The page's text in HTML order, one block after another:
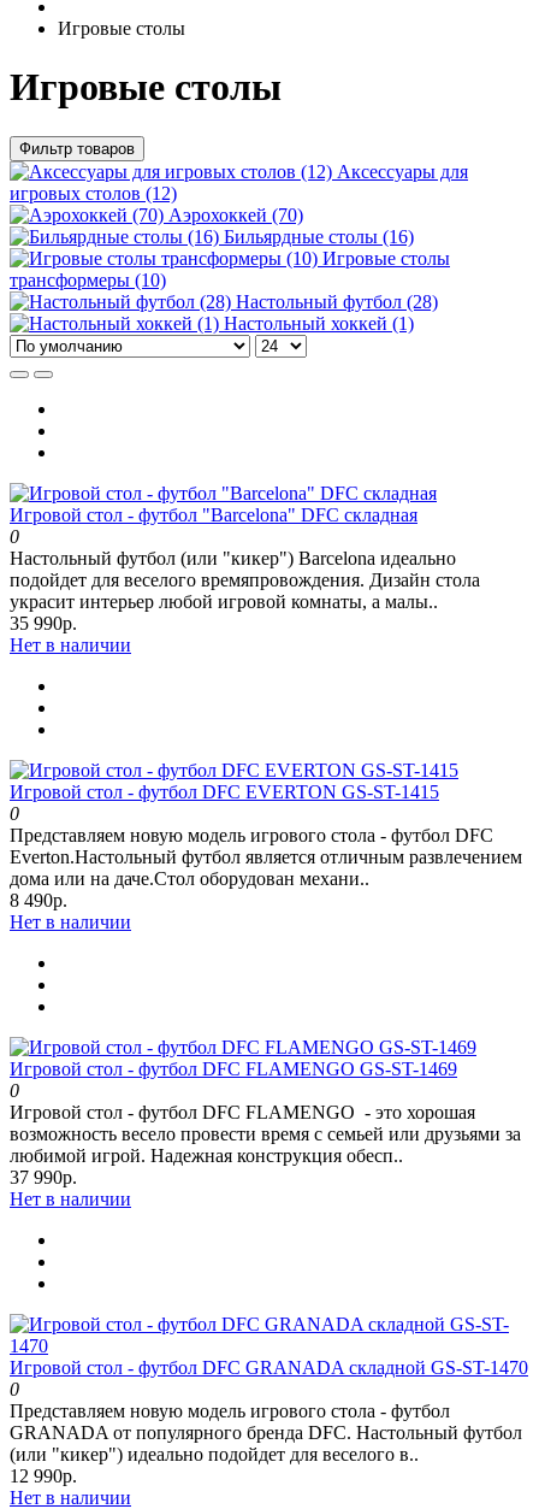
Игровые столы
Игровые столы
Фильтр товаров
Аксессуары для
игровых столов (12)
Аэрохоккей (70)
Бильярдные столы (16)
Игровые столы
трансформеры (10)
Настольный футбол (28)
Настольный хоккей (1)
Игровой стол - футбол "Barcelona" DFC складная
0
Настольный футбол (или "кикер") Barcelona идеально
подойдет для веселого времяпровождения. Дизайн стола
украсит интерьер любой игровой комнаты, а малы..
35 990р.
Нет в наличии
Игровой стол - футбол DFC EVERTON GS-ST-1415
0
Представляем новую модель игрового стола - футбол DFC
Everton.Настольный футбол является отличным развлечением
дома или на даче.Стол оборудован механи..
8 490р.
Нет в наличии
Игровой стол - футбол DFC FLAMENGO GS-ST-1469
0
Игровой стол - футбол DFC FLAMENGO - это хорошая
возможность весело провести время с семьей или друзьями за
любимой игрой. Надежная конструкция обесп..
37 990р.
Нет в наличии
Игровой стол - футбол DFC GRANADA складной GS-ST-1470
0
Представляем новую модель игрового стола - футбол
GRANADA от популярного бренда DFC. Настольный футбол
(или "кикер") идеально подойдет для веселого в..
12 990р.
Нет в наличии